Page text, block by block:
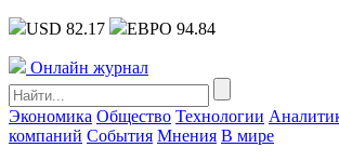
USD 82.17 ЕВРО 94.84
Онлайн журнал
Экономика Общество Технологии
компаний События Мнения В мире